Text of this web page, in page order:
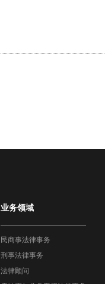
业务领域
民商事法律事务
刑事法律事务
法律顾问